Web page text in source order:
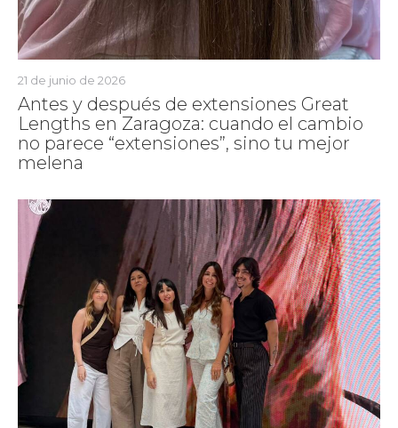
21 de junio de 2026
Antes y después de extensiones Great
Lengths en Zaragoza: cuando el cambio
no parece “extensiones”, sino tu mejor
melena